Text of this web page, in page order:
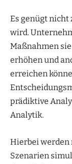
Es genügt nicht
wird.
Maßnahmen
erhöhen und
erreichen
prädiktive
Analytik.
Hierbei
Szenarien